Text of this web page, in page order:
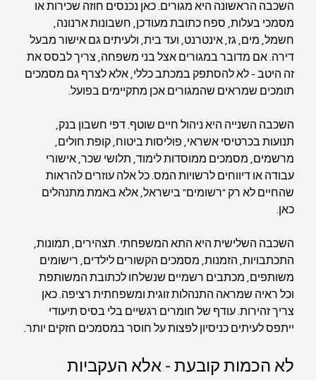
השכבה הראשונה היא מגורים. כאן נכנסים חוזה שכירות או
מסמכי בעלות, ספח כתובת מעודכן, חשבונות ארנונה,
חשמל, מים, גז, אינטרנט, ועד בית, ולעיתים גם אישור מבעל
דירה. אם מדובר במגורים אצל בני משפחה, צריך לבסס את
זה היטב - לא להסתפק במכתב כללי, אלא לצרף גם מסמכים
תומכים שמראים שהמגורים אכן מתקיימים בפועל.
השכבה השנייה היא ניהול חיים שוטף. דפי חשבון בנק,
תנועות בכרטיסי אשראי, פוליסות ביטוח, קופת חולים,
מרשמים, מסמכים ממוסדות לימוד, תלושי שכר, אישורי
עבודה או דיווחים לרשויות המס. כל אלה עוזרים להראות
שהחיים לא רק "רשומים" בישראל, אלא באמת מתנהלים
כאן.
השכבה השלישית היא התא המשפחתי. תצהירים, תמונות,
התכתבויות, הזמנות, מסמכים הקשורים לילדים, רישומים
משותפים, מכתבים רשמיים שנשלחו לכתובת המשותפת
וכל ראיה שמראה התנהלות זוגית ומשפחתית רציפה. כאן
צריך זהירות. עודף של חומרים רגשיים בלי בסיס תיעודי
ייתפס לעיתים כניסיון לפצות על חוסר במסמכים חזקים יותר.
לא הכמות קובעת - אלא העקביות